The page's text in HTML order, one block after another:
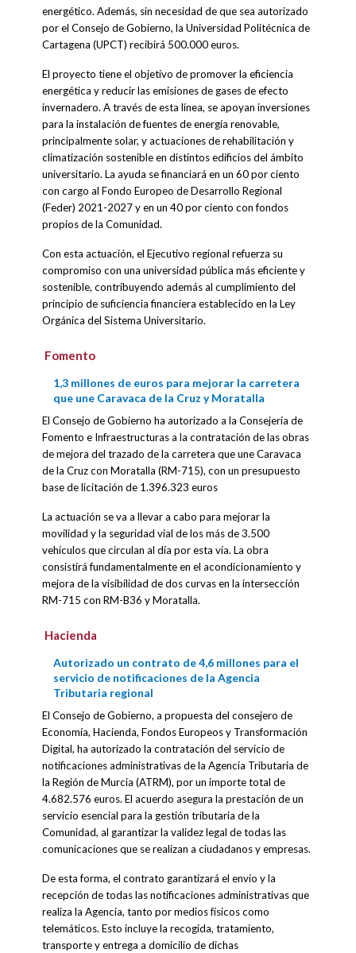
energético. Además, sin necesidad de que sea autorizado
por el Consejo de Gobierno, la Universidad Politécnica de
Cartagena (UPCT) recibirá 500.000 euros.
El proyecto tiene el objetivo de promover la eficiencia
energética y reducir las emisiones de gases de efecto
invernadero. A través de esta línea, se apoyan inversiones
para la instalación de fuentes de energía renovable,
principalmente solar, y actuaciones de rehabilitación y
climatización sostenible en distintos edificios del ámbito
universitario. La ayuda se financiará en un 60 por ciento
con cargo al Fondo Europeo de Desarrollo Regional
(Feder) 2021-2027 y en un 40 por ciento con fondos
propios de la Comunidad.
Con esta actuación, el Ejecutivo regional refuerza su
compromiso con una universidad pública más eficiente y
sostenible, contribuyendo además al cumplimiento del
principio de suficiencia financiera establecido en la Ley
Orgánica del Sistema Universitario.
Fomento
1,3 millones de euros para mejorar la carretera
que une Caravaca de la Cruz y Moratalla
El Consejo de Gobierno ha autorizado a la Consejería de
Fomento e Infraestructuras a la contratación de las obras
de mejora del trazado de la carretera que une Caravaca
de la Cruz con Moratalla (RM-715), con un presupuesto
base de licitación de 1.396.323 euros
La actuación se va a llevar a cabo para mejorar la
movilidad y la seguridad vial de los más de 3.500
vehículos que circulan al día por esta vía. La obra
consistirá fundamentalmente en el acondicionamiento y
mejora de la visibilidad de dos curvas en la intersección
RM-715 con RM-B36 y Moratalla.
Hacienda
Autorizado un contrato de 4,6 millones para el
servicio de notificaciones de la Agencia
Tributaria regional
El Consejo de Gobierno, a propuesta del consejero de
Economía, Hacienda, Fondos Europeos y Transformación
Digital, ha autorizado la contratación del servicio de
notificaciones administrativas de la Agencia Tributaria de
la Región de Murcia (ATRM), por un importe total de
4.682.576 euros. El acuerdo asegura la prestación de un
servicio esencial para la gestión tributaria de la
Comunidad, al garantizar la validez legal de todas las
comunicaciones que se realizan a ciudadanos y empresas.
De esta forma, el contrato garantizará el envío y la
recepción de todas las notificaciones administrativas que
realiza la Agencia, tanto por medios físicos como
telemáticos. Esto incluye la recogida, tratamiento,
transporte y entrega a domicilio de dichas